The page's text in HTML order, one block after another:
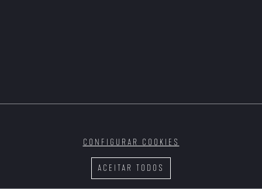
ACEITAR TODOS
CONFIGURAR COOKIES
do Tempo